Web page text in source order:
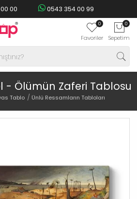
00 0543 354 00 99
0
Favoriler
0
Sepetim
- Ölümün Zaferi Tablosu
Tablo Ünlü Ressamların Tabloları